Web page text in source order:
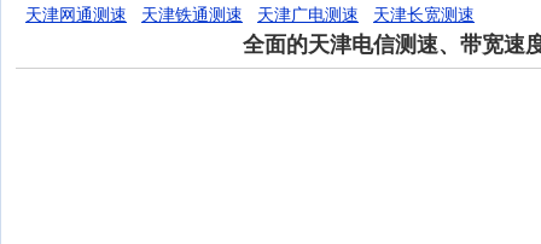
天津网通测速 天津铁通测速 天津广电测速 天津长宽测速
全面的天津电信测速、带宽速